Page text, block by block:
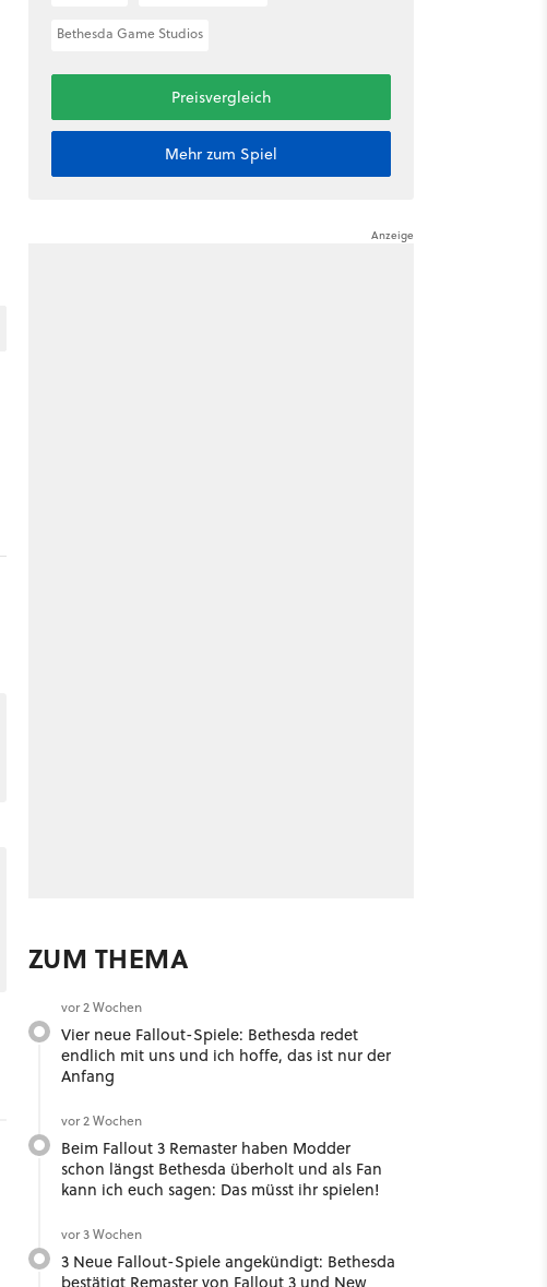
Bethesda Game Studios
Preisvergleich
Mehr zum Spiel
ZUM THEMA
vor 2 Wochen
Vier neue Fallout-Spiele: Bethesda redet
endlich mit uns und ich hoffe, das ist nur der
Anfang
vor 2 Wochen
Beim Fallout 3 Remaster haben Modder
schon längst Bethesda überholt und als Fan
kann ich euch sagen: Das müsst ihr spielen!
vor 3 Wochen
3 Neue Fallout-Spiele angekündigt: Bethesda
bestätigt Remaster von Fallout 3 und New